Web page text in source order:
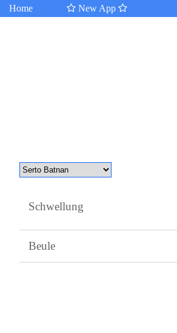
Home New App
Schwellung
Beule